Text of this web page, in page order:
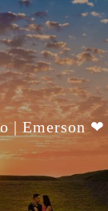
| Emerson